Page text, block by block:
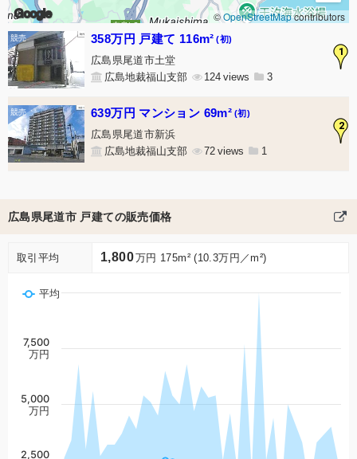
Google ©OpenStreetMapcontributors
1
358万円 戸建て 116m² (初)
広島県尾道市土堂
広島地裁福山支部
124 3
2
639万円 マンション 69m² (初)
広島県尾道市新浜
広島地裁福山支部
72 1
広島県尾道市 戸建ての販売価格
取引平均 1,800万円 175m² (10.3万円／m²)
平均
2,500
5,000
万円
7,500
万円